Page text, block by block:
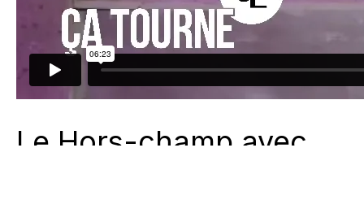
Le Hors-champ avec